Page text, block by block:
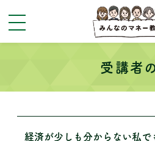
toggle
受講者
経済が少しも分からない私で